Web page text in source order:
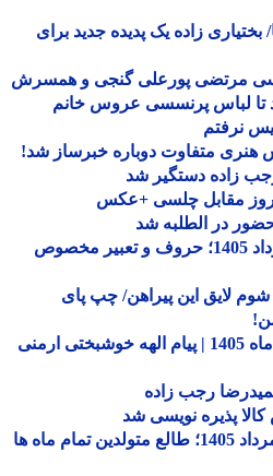
زاده یک پدیده جدید برای
پورعلی گنجی و همسرش
لباس پرنسسی عروس خانم
متفاوت دوباره خبرساز شد!
دستگیر شد
مقابل چلسی +عکس
در الطلبه شد
فال ابجد فردا دوشنبه 19 مرداد 1405؛ حروف و تعبیر مخصوص
لایق این پیراهن/ چپ پای
فال ارمنی دوشنبه 19مرداد ماه 1405 | پیام الهه خوشبختی ارمنی
رجب زاده
پذیره نویسی شد
فال حافظ فردا دوشنبه 19 مرداد 1405؛ طالع متولدین تمام ماه ها